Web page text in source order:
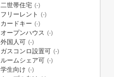
二世帯住宅 (-)
フリーレント (-)
カードキー (-)
オープンハウス (-)
外国人可 (-)
ガスコンロ設置可 (-)
ルームシェア可 (-)
学生向け (-)